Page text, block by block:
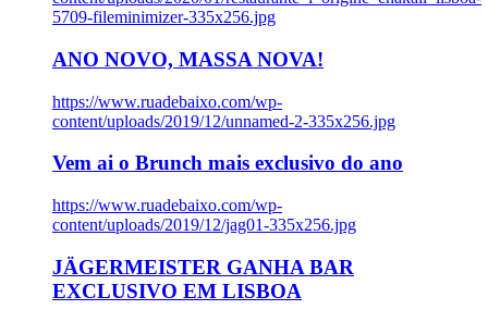
5709-fileminimizer-335x256.jpg
ANO NOVO, MASSA NOVA!
https://www.ruadebaixo.com/wp-
content/uploads/2019/12/unnamed-2-335x256.jpg
Vem ai o Brunch mais exclusivo do ano
https://www.ruadebaixo.com/wp-
content/uploads/2019/12/jag01-335x256.jpg
JÄGERMEISTER GANHA BAR
EXCLUSIVO EM LISBOA